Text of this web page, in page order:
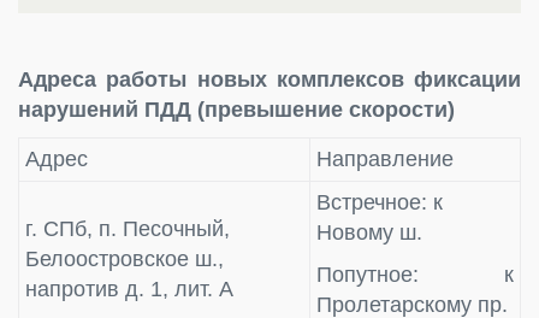
Адреса работы новых комплексов фиксации
нарушений ПДД (превышение скорости)
Адрес Направление
г. СПб, п. Песочный,
Белоостровское ш.,
напротив д. 1, лит. А
Встречное: к
Новому ш.
Попутное: к
Пролетарскому пр.